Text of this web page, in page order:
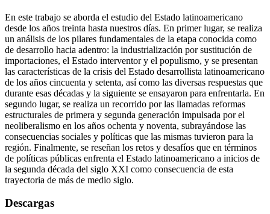
En este trabajo se aborda el estudio del Estado latinoamericano
desde los años treinta hasta nuestros días. En primer lugar, se realiza
un análisis de los pilares fundamentales de la etapa conocida como
de desarrollo hacia adentro: la industrialización por sustitución de
importaciones, el Estado interventor y el populismo, y se presentan
las características de la crisis del Estado desarrollista latinoamericano
de los años cincuenta y setenta, así como las diversas respuestas que
durante esas décadas y la siguiente se ensayaron para enfrentarla. En
segundo lugar, se realiza un recorrido por las llamadas reformas
estructurales de primera y segunda generación impulsada por el
neoliberalismo en los años ochenta y noventa, subrayándose las
consecuencias sociales y políticas que las mismas tuvieron para la
región. Finalmente, se reseñan los retos y desafíos que en términos
de políticas públicas enfrenta el Estado latinoamericano a inicios de
la segunda década del siglo XXI como consecuencia de esta
trayectoria de más de medio siglo.
Descargas